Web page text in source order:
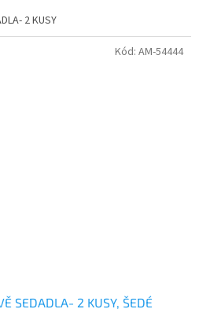
2 KUSY
SEDADLA- 2 KUSY, ŠEDÉ
Kód: AM-54444